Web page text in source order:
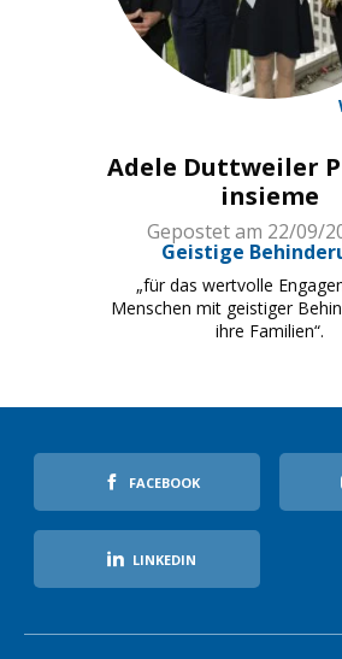
Adele Duttweiler
insieme
Gepostet am 22/09/
Geistige
„für das wertvolle
Menschen mit geistiger
ihre Familien“.
FACEBOOK
LINKEDIN